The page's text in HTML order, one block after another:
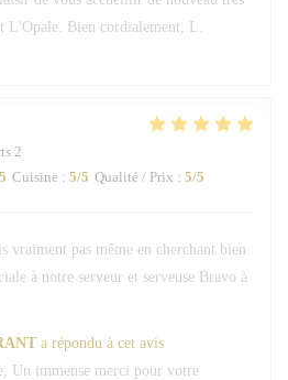
L'Opale. Bien cordialement, L.
2
Cuisine : 5/5 Qualité / Prix : 5/5
vraiment pas même en cherchant bien
à notre serveur et serveuse Bravo à
a répondu à cet avis
Un immense merci pour votre